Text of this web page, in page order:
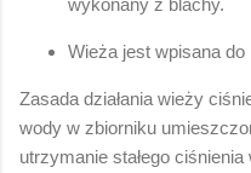
Wieża jest wpisana
Zasada działania wieży
wody w zbiorniku
utrzymanie stałego